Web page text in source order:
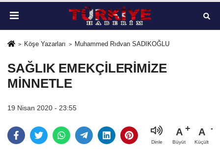
Köşe Yazarları Muhammed Rıdvan SADIKOĞLU
SAĞLIK EMEKÇİLERİMİZE
MİNNETLE
19 Nisan 2020 - 23:55
Dinle
A
Büyüt
A
Küçült